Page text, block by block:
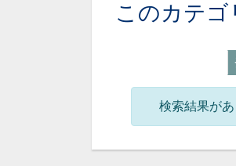
このカテゴ
検索結果が